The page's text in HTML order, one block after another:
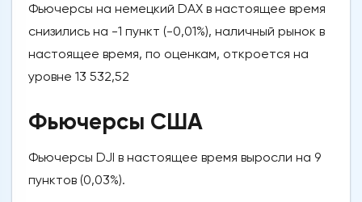
Фьючерсы на немецкий DAX в настоящее время
снизились на -1 пункт (-0,01%), наличный рынок в
настоящее время, по оценкам, откроется на
уровне 13 532,52
Фьючерсы США
Фьючерсы DJI в настоящее время выросли на 9
пунктов (0,03%).